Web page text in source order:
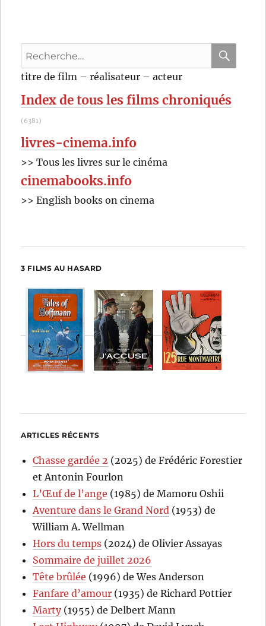
Recherche
pour
titre de film – réalisateur – acteur
Index de tous les films chroniqués
(6381)
livres-cinema.info
>> Tous les livres sur le cinéma
cinemabooks.info
>> English books on cinema
3 FILMS AU HASARD
ARTICLES RÉCENTS
Chasse gardée 2 (2025) de Frédéric Forestier
et Antonin Fourlon
L’Œuf de l’ange (1985) de Mamoru Oshii
Aventure dans le Grand Nord (1953) de
William A. Wellman
Hors du temps (2024) de Olivier Assayas
Sommaire de juillet 2026
Tête brûlée (1996) de Wes Anderson
Fanfare d’amour (1935) de Richard Pottier
Marty(1955) de Delbert Mann